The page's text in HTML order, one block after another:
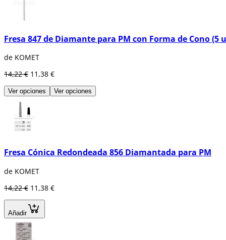
Fresa 847 de Diamante para PM con Forma de Cono (5
de KOMET
14,22 € 11,38 €
Ver opciones Ver opciones
Fresa Cónica Redondeada 856 Diamantada para PM
de KOMET
14,22 € 11,38 €
Añadir